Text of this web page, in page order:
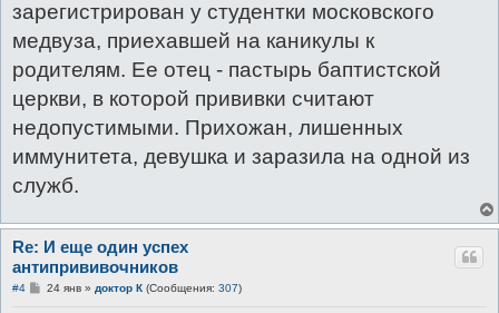
зарегистрирован у студентки московского
медвуза, приехавшей на каникулы к
родителям. Ее отец - пастырь баптистской
церкви, в которой прививки считают
недопустимыми. Прихожан, лишенных
иммунитета, девушка и заразила на одной из
служб.
Re: И еще один успех
антипрививочников
#4
С24 янв» доктор К(Сообщения: 307)